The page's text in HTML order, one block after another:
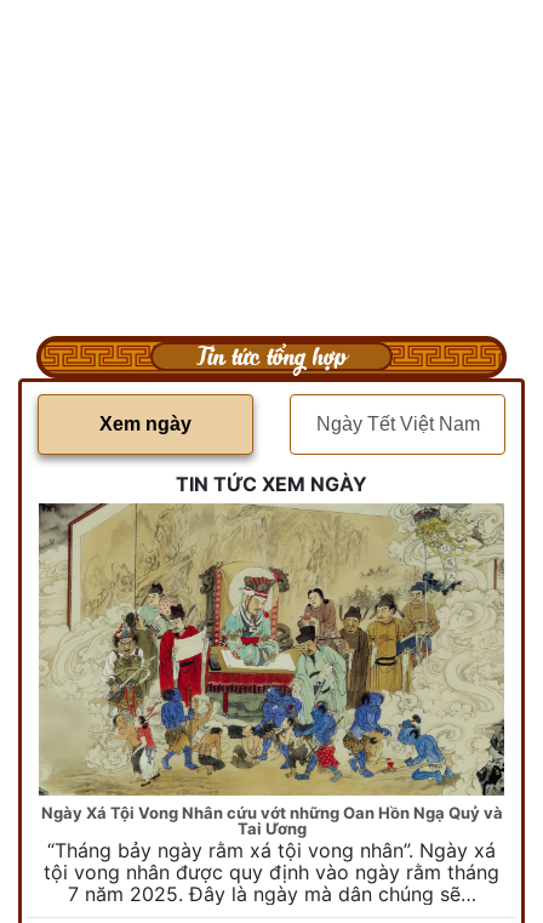
Tin tức tổng hợp
Xem ngày Ngày Tết Việt Nam
TIN TỨC XEM NGÀY
Ngày Xá Tội Vong Nhân cứu vớt những Oan Hồn Ngạ Quỷ và
Tai Ương
“Tháng bảy ngày rằm xá tội vong nhân”. Ngày xá
tội vong nhân được quy định vào ngày rằm tháng
7 năm 2025. Đây là ngày mà dân chúng sẽ…